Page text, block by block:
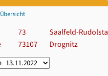
73
Saalfeld-
73107 Drognitz